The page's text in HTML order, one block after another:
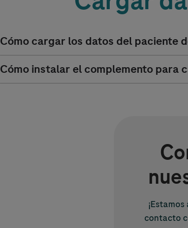
Cómo cargar los datos del paciente
Cómo instalar el complemento para
contacto